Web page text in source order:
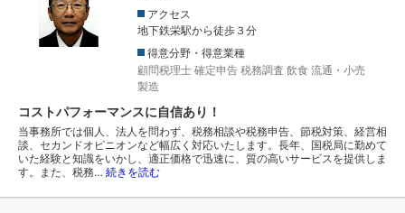
アクセス
地下鉄栄駅から徒歩３分
得意分野・得意業種
顧問税理士 確定申告 税務調査 飲食 流通・小売
製造
コストパフォーマンスに自信あり！
当事務所では個人、法人を問わず、税務相談や税務申告、節税対策、経営相
談、セカンドオピニオンなど幅広く対応いたします。長年、国税局に勤めて
いた経験と知識をいかし、適正価格で迅速に、質の高いサービスを提供しま
す。また、税務… 続きを読む